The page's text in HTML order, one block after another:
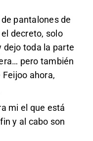
pantalones de
decreto, solo
dejo toda la parte
pero también
ahora,
mi el que está
y al cabo son